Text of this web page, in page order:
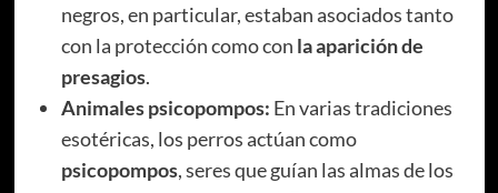
negros, en particular, estaban asociados tanto
con la protección como con la aparición de
presagios.
Animales psicopompos: En varias tradiciones
esotéricas, los perros actúan como
psicopompos, seres que guían las almas de los